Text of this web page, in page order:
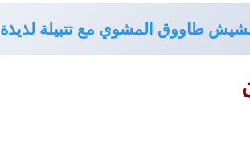
طاووق المشوي مع تتبيلة لذيذة